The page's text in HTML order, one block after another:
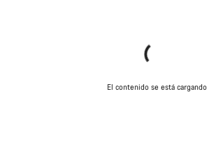
El contenido se está cargando